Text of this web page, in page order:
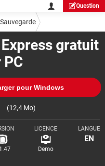
Question
gratuit
pour Windows
(12,4 Mo)
LICENCE
Demo
LANGUE
EN
Sauvegarde